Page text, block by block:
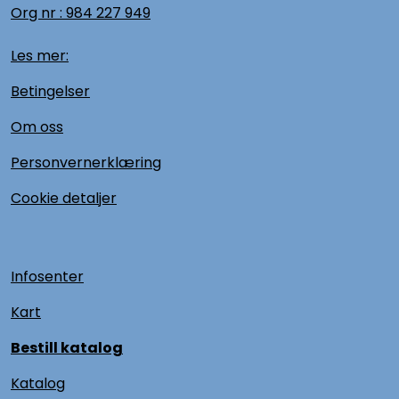
Org nr : 984 227 949
Les mer:
Betingelser
Om oss
Personvernerklæring
Cookie detaljer
Infosenter
Kart
Bestill katalog
Katalog